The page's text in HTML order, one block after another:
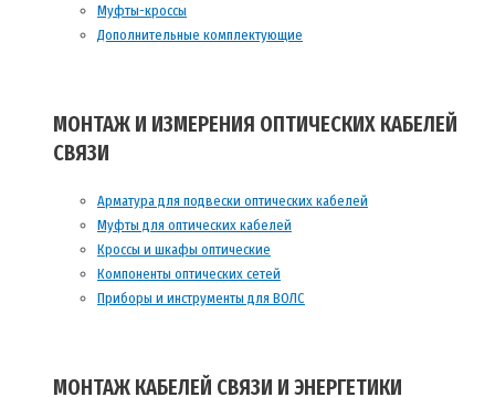
Муфты-кроссы
Дополнительные комплектующие
МОНТАЖ И ИЗМЕРЕНИЯ ОПТИЧЕСКИХ КАБЕЛЕЙ
СВЯЗИ
Арматура для подвески оптических кабелей
Муфты для оптических кабелей
Кроссы и шкафы оптические
Компоненты оптических сетей
Приборы и инструменты для ВОЛС
МОНТАЖ КАБЕЛЕЙ СВЯЗИ И ЭНЕРГЕТИКИ